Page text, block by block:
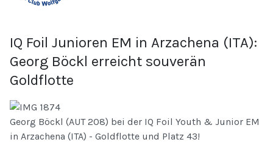
IQ Foil Junioren EM in Arzachena (ITA):
Georg Böckl erreicht souverän
Goldflotte
Georg Böckl (AUT 208) bei der IQ Foil Youth & Junior EM
in Arzachena (ITA) - Goldflotte und Platz 43!